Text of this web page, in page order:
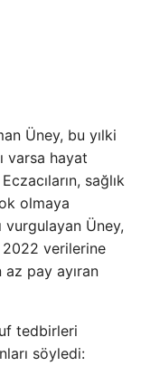
Üney, bu yılki
varsa hayat
sağlık
olmaya
vurgulayan Üney,
2022 verilerine
pay ayıran
tedbirleri
söyledi: